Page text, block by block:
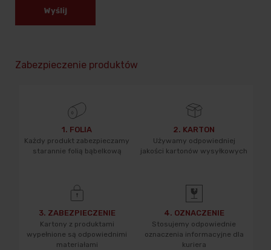
Wyślij
Zabezpieczenie produktów
1. FOLIA
Każdy produkt zabezpieczamy
starannie folią bąbelkową
2. KARTON
Używamy odpowiedniej
jakości kartonów wysyłkowych
3. ZABEZPIECZENIE
Kartony z produktami
wypełnione są odpowiednimi
materiałami
4. OZNACZENIE
Stosujemy odpowiednie
oznaczenia informacyjne dla
kuriera